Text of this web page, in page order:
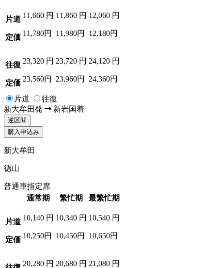
片道
定価
11,660 円
11,780円
11,860 円
11,980円
12,060 円
12,180円
往復
定価
23,320 円
23,560円
23,720 円
23,960円
24,120 円
24,360円
片道
往復
新大牟田発 新岩国着
逆区間
購入申込み
新大牟田
徳山
普通車指定席
通常期
繁忙期 最繁忙期
片道
定価
10,140 円
10,250円
10,340 円
10,450円
10,540 円
10,650円
20,280 円 20,680 円 21,080 円